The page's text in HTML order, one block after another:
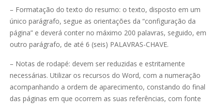
– Formatação do texto do resumo: o texto, disposto em um
único parágrafo, segue as orientações da “configuração da
página” e deverá conter no máximo 200 palavras, seguido, em
outro parágrafo, de até 6 (seis) PALAVRAS-CHAVE.
– Notas de rodapé: devem ser reduzidas e estritamente
necessárias. Utilizar os recursos do Word, com a numeração
acompanhando a ordem de aparecimento, constando do final
das páginas em que ocorrem as suas referências, com fonte